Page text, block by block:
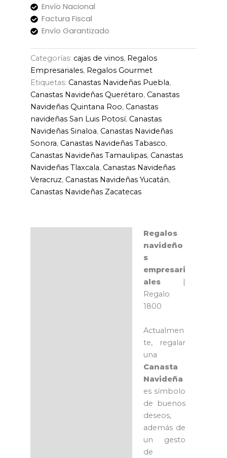
Envío Nacional
Factura Fiscal
Envío Garantizado
Categorías: cajas de vinos, Regalos
Empresariales, Regalos Gourmet
Etiquetas: Canastas Navideñas Puebla,
Canastas Navideñas Querétaro, Canastas
Navideñas Quintana Roo, Canastas
navideñas San Luis Potosí, Canastas
Navideñas Sinaloa, Canastas Navideñas
Sonora, Canastas Navideñas Tabasco,
Canastas Navideñas Tamaulipas, Canastas
Navideñas Tlaxcala, Canastas Navideñas
Veracruz, Canastas Navideñas Yucatán,
Canastas Navideñas Zacatecas
Regalos
navideño
s
empresari
ales
Regalo
1800
Actualmen
te, regalar
una
Canasta
Navideña
es símbolo
de buenos
deseos,
además de
un gesto
de